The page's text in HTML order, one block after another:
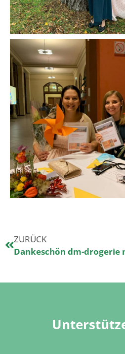
ZURÜCK
Dankeschön dm-drogerie